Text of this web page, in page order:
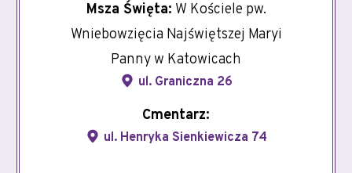
Msza Święta: W Kościele pw.
Wniebowzięcia Najświętszej Maryi
Panny w Katowicach
ul. Graniczna 26
Cmentarz:
ul. Henryka Sienkiewicza 74